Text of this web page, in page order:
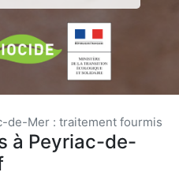
de-Mer : traitement fourmis
à Peyriac-de-